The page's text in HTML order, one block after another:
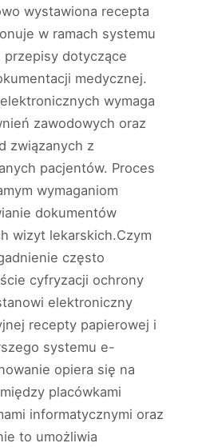
wystawiona recepta
w ramach systemu
dotyczące
medycznej.
wymaga
zawodowych oraz
związanych z
pacjentów. Proces
wymaganiom
dokumentów
wizyt lekarskich.Czym
często
cyfryzacji ochrony
elektroniczny
recepty papierowej i
systemu e-
opiera się na
placówkami
informatycznymi oraz
to umożliwia